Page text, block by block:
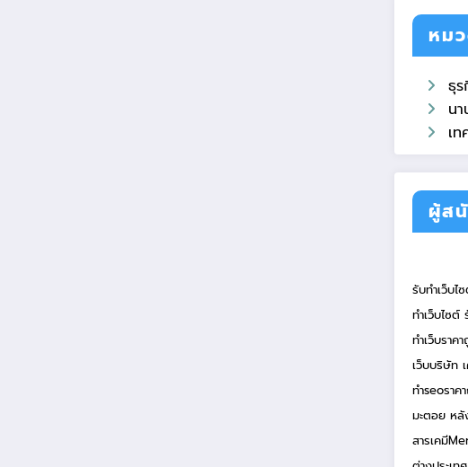
หม
ธุ
นา
เ
ผู้ส
รับทำเว็บไ
ทำเว็บไซต์
ทำเว็บราค
เว็บบริษัท
ทำseoราค
มะตอย หลั
สารเคมี